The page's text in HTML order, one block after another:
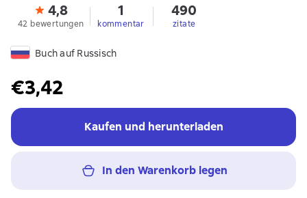
4,8
42 bewertungen
1
kommentar
490
zitate
Buch auf Russisch
€3,42
Kaufen und herunterladen
In den Warenkorb legen